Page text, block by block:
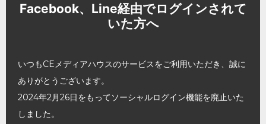
Facebook、Line経由でログインされて
いた方へ
いつもCEメディアハウスのサービスをご利用いただき、誠に
ありがとうございます。
2024年2月26日をもってソーシャルログイン機能を廃止いた
しました。